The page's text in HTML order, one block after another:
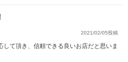
2021/02/05投稿
て頂き、信頼できる良いお店だと思いま